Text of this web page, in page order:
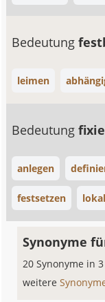
Bedeutung
leimen
Bedeutung
anlegen
festsetzen
Synonyme
20 Synonyme in
weitere